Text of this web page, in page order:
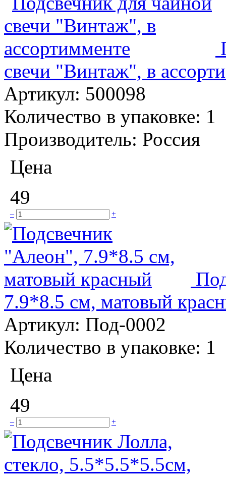
свечи "Винтаж", в
Артикул: 500098
Количество в упаковке: 1
Производитель: Россия
Цена
49
– +
7.9*8.5 см, матовый
Артикул: Под-0002
Количество в упаковке: 1
Цена
49
– +